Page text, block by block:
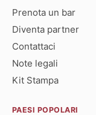
Prenota un bar
Diventa partner
Contattaci
Note legali
Kit Stampa
PAESI POPOLARI